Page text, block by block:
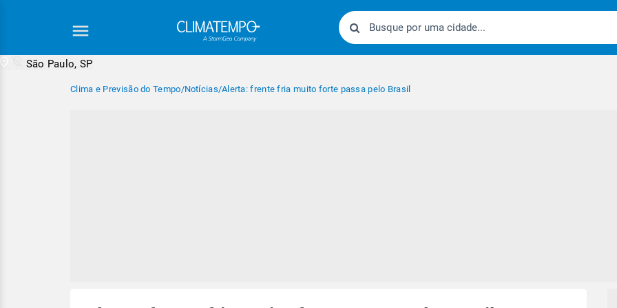
São Paulo, SP
Clima e Previsão do Tempo/Notícias/Alerta: frente fria muito forte passa pelo Brasil